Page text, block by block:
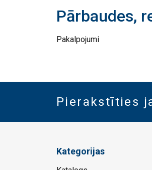
Pārbaudes,
Pakalpojumi
Pierakstīties
Kategorijas